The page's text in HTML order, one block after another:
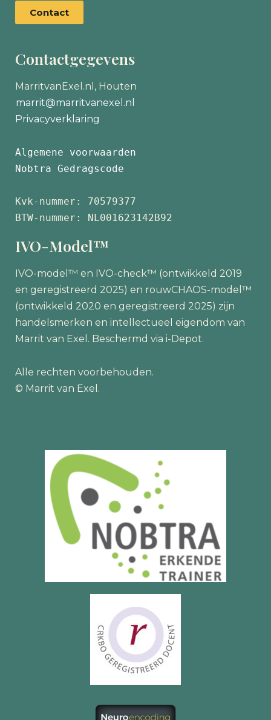
Contact
Contactgegevens
MarritvanExel.nl, Houten
marrit@marritvanexel.nl
Privacyverklaring
Algemene voorwaarden
Nobtra Gedragscode
Kvk-nummer: 70579377
BTW-nummer: NL001623142B92
IVO-Model™
IVO-model™ en IVO-check™ (ontwikkeld 2019
en geregistreerd 2025) en rouwCHAOS-model™
(ontwikkeld 2020 en geregistreerd 2025) zijn
handelsmerken en intellectueel eigendom van
Marrit van Exel. Beschermd via i-Depot.
Alle rechten voorbehouden.
© Marrit van Exel.